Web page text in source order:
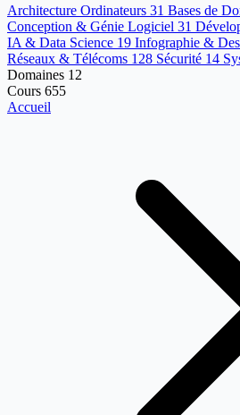
Architecture Ordinateurs 31 Bases de
Conception & Génie Logiciel 31
IA & Data Science 19 Infographie &
Réseaux & Télécoms 128 Sécurité 14
Domaines 12
Cours 655
Accueil